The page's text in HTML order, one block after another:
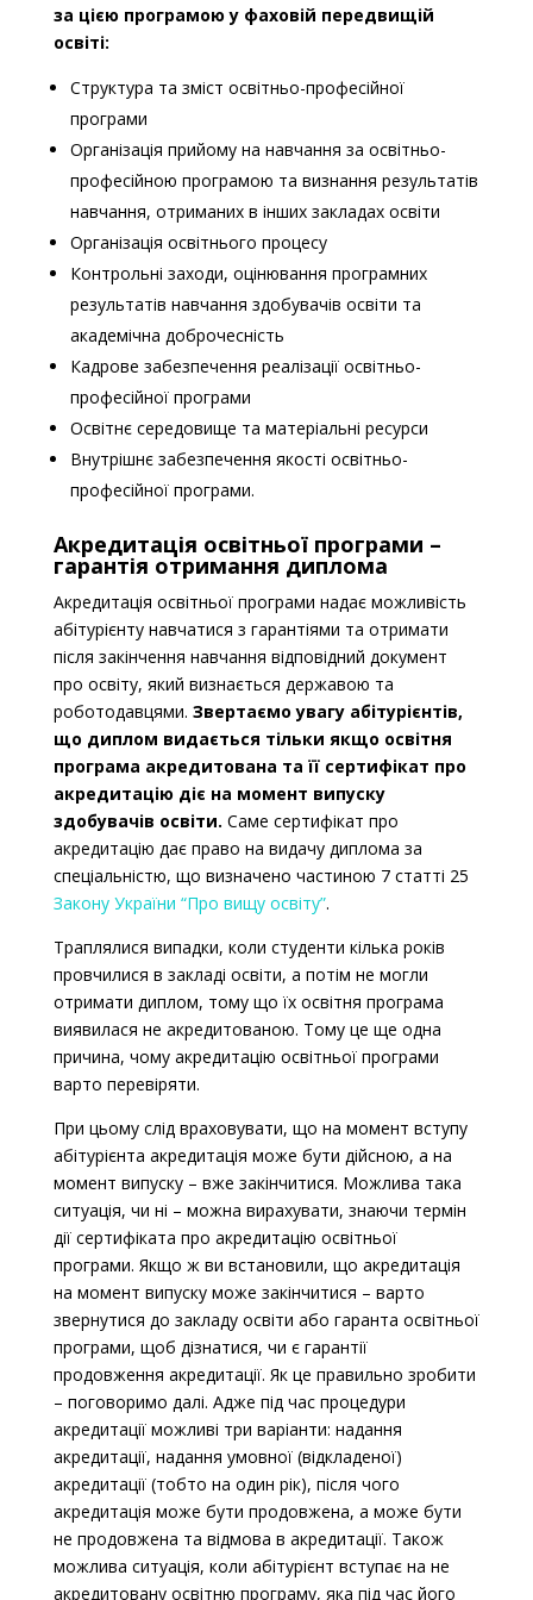
за цією програмою у фаховій передвищій
освіті:
Структура та зміст освітньо-професійної
програми
Організація прийому на навчання за освітньо-
професійною програмою та визнання результатів
навчання, отриманих в інших закладах освіти
Організація освітнього процесу
Контрольні заходи, оцінювання програмних
результатів навчання здобувачів освіти та
академічна доброчесність
Кадрове забезпечення реалізації освітньо-
професійної програми
Освітнє середовище та матеріальні ресурси
Внутрішнє забезпечення якості освітньо-
професійної програми.
Акредитація освітньої програми –
гарантія отримання диплома
Акредитація освітньої програми надає можливість
абітурієнту навчатися з гарантіями та отримати
після закінчення навчання відповідний документ
про освіту, який визнається державою та
роботодавцями. Звертаємо увагу абітурієнтів,
що диплом видається тільки якщо освітня
програма акредитована та її сертифікат про
акредитацію діє на момент випуску
здобувачів освіти. Саме сертифікат про
акредитацію дає право на видачу диплома за
спеціальністю, що визначено частиною 7 статті 25
Закону України “Про вищу освіту”.
Траплялися випадки, коли студенти кілька років
провчилися в закладі освіти, а потім не могли
отримати диплом, тому що їх освітня програма
виявилася не акредитованою. Тому це ще одна
причина, чому акредитацію освітньої програми
варто перевіряти.
При цьому слід враховувати, що на момент вступу
абітурієнта акредитація може бути дійсною, а на
момент випуску – вже закінчитися. Можлива така
ситуація, чи ні – можна вирахувати, знаючи термін
дії сертифіката про акредитацію освітньої
програми. Якщо ж ви встановили, що акредитація
на момент випуску може закінчитися – варто
звернутися до закладу освіти або гаранта освітньої
програми, щоб дізнатися, чи є гарантії
продовження акредитації. Як це правильно зробити
– поговоримо далі. Адже під час процедури
акредитації можливі три варіанти: надання
акредитації, надання умовної (відкладеної)
акредитації (тобто на один рік), після чого
акредитація може бути продовжена, а може бути
не продовжена та відмова в акредитації. Також
можлива ситуація, коли абітурієнт вступає на не
акредитовану освітню програму, яка під час його